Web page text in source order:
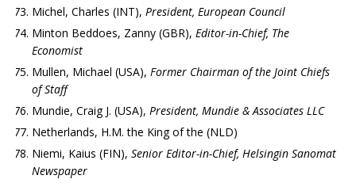
Michel, Charles (INT), President, European Council
Minton Beddoes, Zanny (GBR), Editor-in-Chief, The
Economist
Mullen, Michael (USA), Former Chairman of the Joint Chiefs
of Staff
Mundie, Craig J. (USA), President, Mundie & Associates LLC
Netherlands, H.M. the King of the (NLD)
Niemi, Kaius (FIN), Senior Editor-in-Chief, Helsingin Sanomat
Newspaper